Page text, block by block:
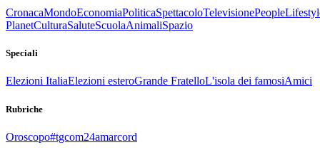
CronacaMondoEconomiaPoliticaSpettacoloTelevisionePeople
PlanetCulturaSaluteScuolaAnimaliSpazio
Speciali
Elezioni ItaliaElezioni esteroGrande FratelloL'isola dei famosiAmici
Rubriche
Oroscopo#tgcom24amarcord